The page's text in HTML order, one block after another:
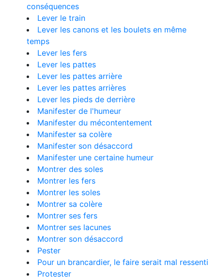
conséquences
Lever le train
Lever les canons et les boulets en même
temps
Lever les fers
Lever les pattes
Lever les pattes arrière
Lever les pattes arrières
Lever les pieds de derrière
Manifester de l'humeur
Manifester du mécontentement
Manifester sa colère
Manifester son désaccord
Manifester une certaine humeur
Montrer des soles
Montrer les fers
Montrer les soles
Montrer sa colère
Montrer ses fers
Montrer ses lacunes
Montrer son désaccord
Pester
Pour un brancardier, le faire serait mal ressenti
Protester